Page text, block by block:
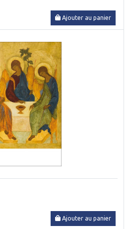
Ajouter au panier
Ajouter au panier